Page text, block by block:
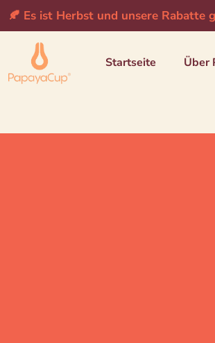
🍂 Es ist Herbst und unsere Rabatte
Startseite Über